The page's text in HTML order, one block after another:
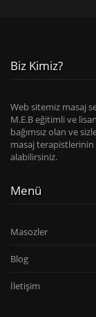
Biz Kimiz?
Web sitemiz masaj
M.E.B eğitimli ve
bağımsız olan ve
masaj terapistlerinin
alabilirsiniz.
Menü
Masozler
Blog
İletişim